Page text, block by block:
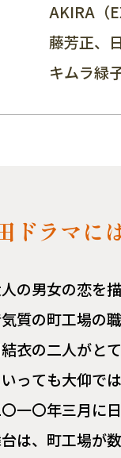
AKIRA（
藤芳正、
キムラ緑
ドラマに
の男女の恋を
質の町工場の
衣の二人がと
いっても大仰で
一〇年三月に
は、町工場が